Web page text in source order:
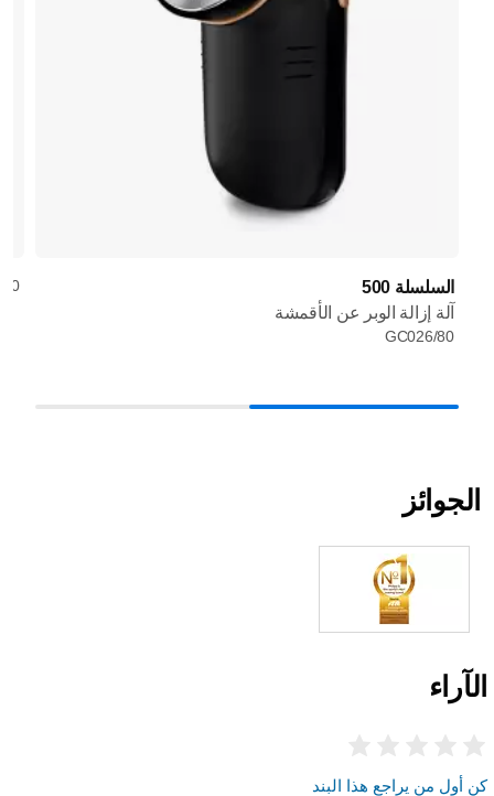
السلسلة 500
آلة إزالة الوبر عن الأقمشة
GC026/80
30
الجوائز
الآراء
كن أول من يراجع هذا البند